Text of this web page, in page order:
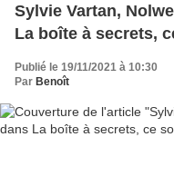
Sylvie Vartan,
La boîte à secrets,
Publié le 19/11/2021 à 10:30
Par Benoît